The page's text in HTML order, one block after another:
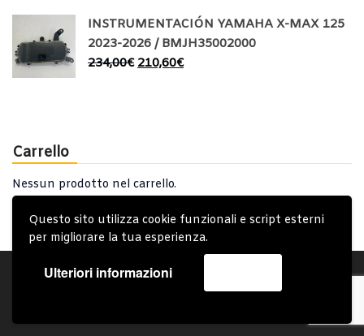
Questo sito utilizza cookie funzionali e script esterni
per migliorare la tua esperienza.
Ulteriori informazioni
INSTRUMENTACIÓN YAMAHA X-MAX 125
2023-2026 / BMJH35002000
234,00€ 210,60€
Carrello
Nessun prodotto nel carrello.
Account Condizioni Generali
Spedizione e Consegna